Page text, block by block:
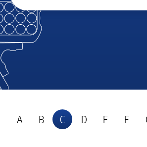
A B C D E F